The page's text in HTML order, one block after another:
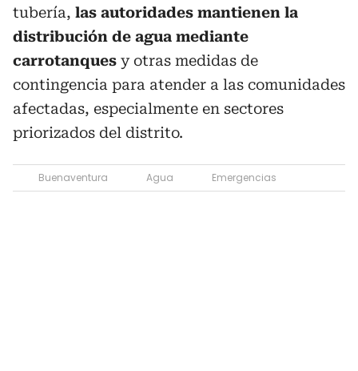
tubería, las autoridades mantienen la
distribución de agua mediante
carrotanques y otras medidas de
contingencia para atender a las comunidades
afectadas, especialmente en sectores
priorizados del distrito.
Buenaventura Agua Emergencias